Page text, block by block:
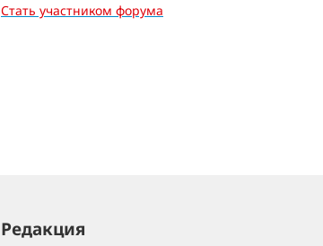
Стать участником форума
Редакция